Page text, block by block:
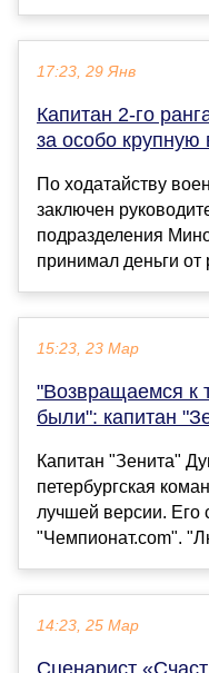
17:23, 29 Янв
Капитан 2-го
за особо крупную
По ходатайству
заключен
подразделения
принимал деньги от
15:23, 23 Мар
"Возвращаемся к
были": капитан
Капитан "Зенита"
петербургская
лучшей версии. Его
"Чемпионат.com".
14:23, 25 Мар
Сценарист